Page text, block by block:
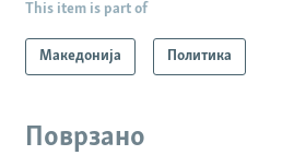
This item is part of
Македонија Политика
Поврзано